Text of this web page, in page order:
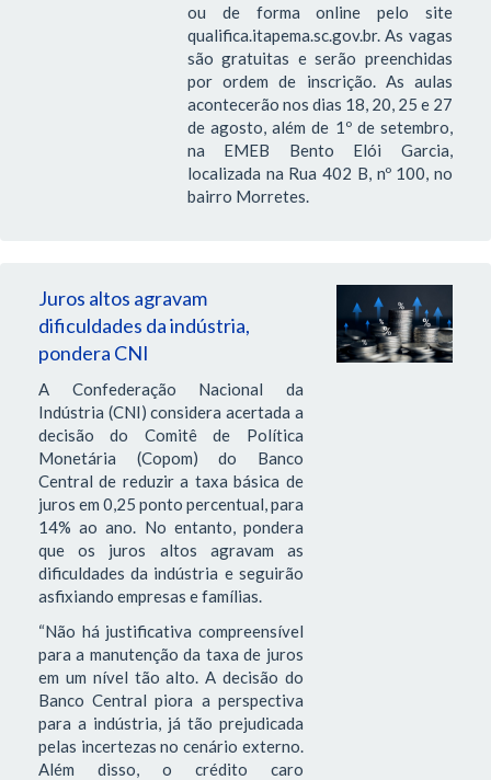
ou de forma online pelo site
qualifica.itapema.sc.gov.br. As vagas
são gratuitas e serão preenchidas
por ordem de inscrição. As aulas
acontecerão nos dias 18, 20, 25 e 27
de agosto, além de 1º de setembro,
na EMEB Bento Elói Garcia,
localizada na Rua 402 B, nº 100, no
bairro Morretes.
Juros altos agravam
dificuldades da indústria,
pondera CNI
A Confederação Nacional da
Indústria (CNI) considera acertada a
decisão do Comitê de Política
Monetária (Copom) do Banco
Central de reduzir a taxa básica de
juros em 0,25 ponto percentual, para
14% ao ano. No entanto, pondera
que os juros altos agravam as
dificuldades da indústria e seguirão
asfixiando empresas e famílias.
“Não há justificativa compreensível
para a manutenção da taxa de juros
em um nível tão alto. A decisão do
Banco Central piora a perspectiva
para a indústria, já tão prejudicada
pelas incertezas no cenário externo.
Além disso, o crédito caro